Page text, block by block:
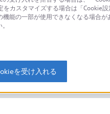
のお客様はこちら
仕様製品
バーシーズモデルに関してのご
カスタマイズする場合は「Cookie設
能の一部が使用できなくなる場合
を受け入れる